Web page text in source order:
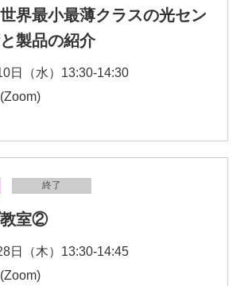
界最小最薄クラスの光セン
製品の紹介
日（水）13:30-14:30
終了
教室②
日（木）13:30-14:45